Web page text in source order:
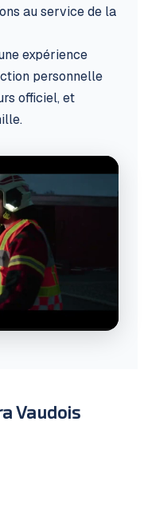
au service de la
expérience
personnelle
officiel, et
Vaudois